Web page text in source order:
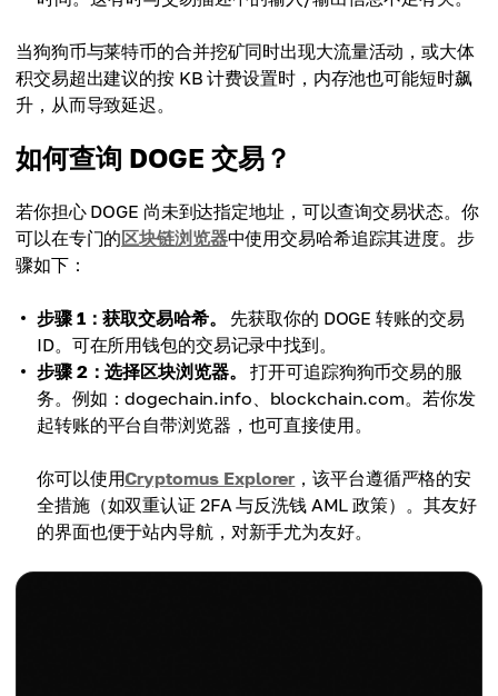
当狗狗币与莱特币的合并挖矿同时出现大流量活动，或大体
积交易超出建议的按 KB 计费设置时，内存池也可能短时飙
升，从而导致延迟。
如何查询 DOGE 交易？
若你担心 DOGE 尚未到达指定地址，可以查询交易状态。你
可以在专门的区块链浏览器中使用交易哈希追踪其进度。步
骤如下：
步骤 1：获取交易哈希。
先获取你的 DOGE 转账的交易
ID。可在所用钱包的交易记录中找到。
步骤 2：选择区块浏览器。
打开可追踪狗狗币交易的服
务。例如：dogechain.info、blockchain.com。若你发
起转账的平台自带浏览器，也可直接使用。
你可以使用Cryptomus Explorer ，该平台遵循严格的安
全措施（如双重认证 2FA 与反洗钱 AML 政策）。其友好
的界面也便于站内导航，对新手尤为友好。